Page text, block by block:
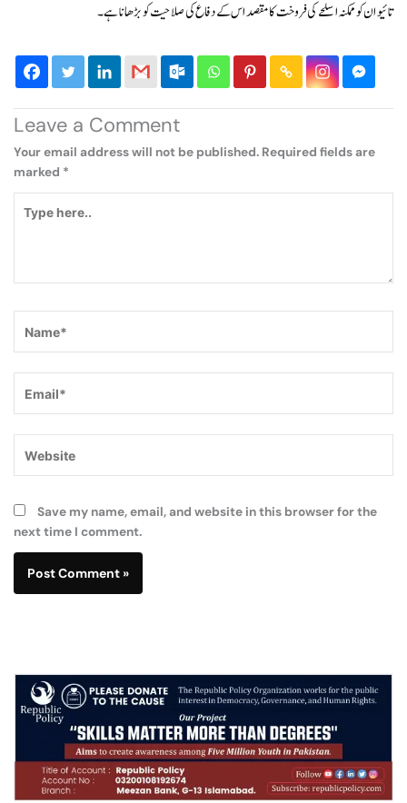
تائیوان کو ممکنہ اسلحے کی فروخت کا مقصد اس کے دفاع کی صلاحیت کو بڑھانا ہے۔
Leave a Comment
Your email address will not be published. Required fields are
marked *
here..
Save my name, email, and website in this browser for the
next time I comment.